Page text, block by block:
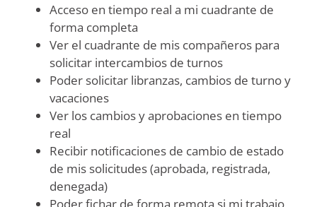
Acceso en tiempo real a mi cuadrante de
forma completa
Ver el cuadrante de mis compañeros para
solicitar intercambios de turnos
Poder solicitar libranzas, cambios de turno y
vacaciones
Ver los cambios y aprobaciones en tiempo
real
Recibir notificaciones de cambio de estado
de mis solicitudes (aprobada, registrada,
denegada)
Poder fichar de forma remota si mi trabajo